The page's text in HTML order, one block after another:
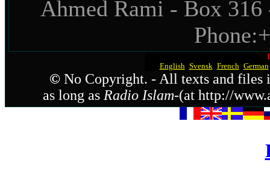
Ahmed Rami - Box 316
English Svensk French German
© No Copyright. - All texts and files
as long as Radio Islam-(at http://